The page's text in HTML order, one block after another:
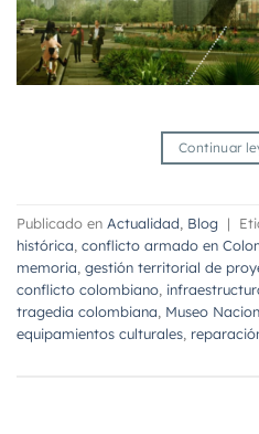
Continuar
Publicado en Actualidad, Blog |
histórica, conflicto armado en
memoria, gestión territorial de
conflicto colombiano,
tragedia colombiana, Museo
equipamientos culturales,